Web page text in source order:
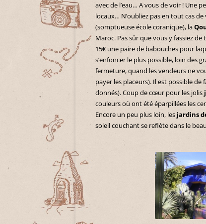
avec de l’eau… A vous de voir ! Une
locaux… N’oubliez pas en tout cas de
(somptueuse école coranique), la
Maroc. Pas sûr que vous y fassiez
15€ une paire de babouches pour
s’enfoncer le plus possible, loin des
fermeture, quand les vendeurs ne
payer les placeurs). Il est possible
donnés). Coup de cœur pour les jolis
couleurs où ont été éparpillées les
Encore un peu plus loin, les jardins
soleil couchant se reflète dans le